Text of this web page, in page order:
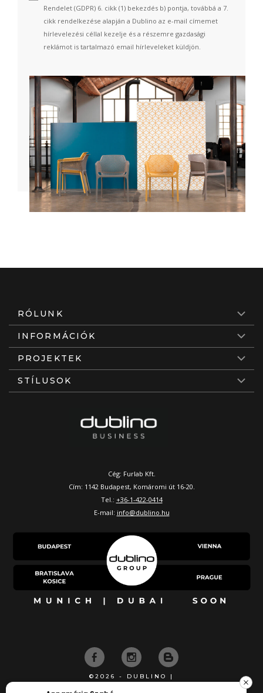
Rendelet (GDPR) 6. cikk (1) bekezdés b) pontja, továbbá a 7.
cikk rendelkezése alapján a Dublino az e-mail címemet
hírlevelezési céllal kezelje és a részemre gazdasági
reklámot is tartalmazó email hírleveleket küldjön.
RÓLUNK
INFORMÁCIÓK
PROJEKTEK
STÍLUSOK
Cég: Furlab Kft.
Cím: 1142 Budapest, Komáromi út 16-20.
Tel.: +36-1-422-0414
E-mail: info@dublino.hu
©2026 - DUBLINO |
KÉSZÍTETTE